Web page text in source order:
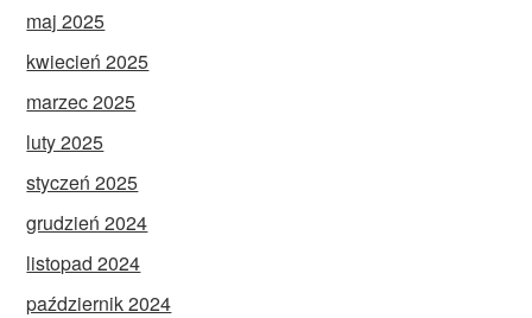
maj 2025
kwiecień 2025
marzec 2025
luty 2025
styczeń 2025
grudzień 2024
listopad 2024
październik 2024